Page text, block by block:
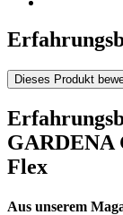
Dieses Produkt
GARDENA
Flex
Aus unserem